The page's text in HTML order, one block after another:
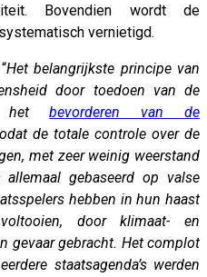
Bovendien wordt de
vernietigd.
Het belangrijkste principe van
door toedoen van de
hetbevorderen van de
de totale controle over de
met zeer weinig weerstand
gebaseerd op valse
hebben in hun haast
door klimaat- en
gevaar gebracht. Het complot
staatsagenda’s werden